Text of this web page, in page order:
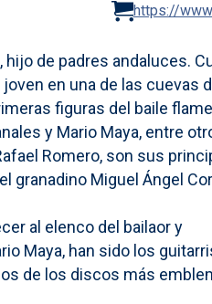
https://
de padres andaluces.
en una de las
figuras del baile
y Mario Maya, entre
Romero, son sus
granadino Miguel Ángel
al elenco del bailaor y
Maya, han sido los
de los discos más